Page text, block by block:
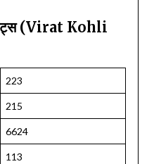
(Virat Kohli
223
215
6624
113